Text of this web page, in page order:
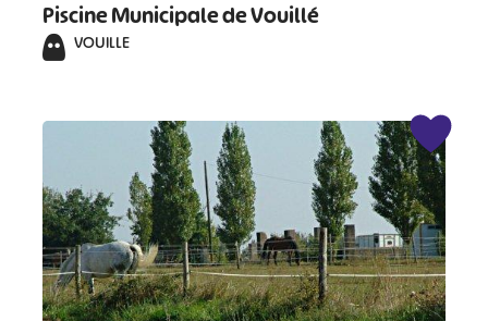
Piscine Municipale de Vouillé
VOUILLE